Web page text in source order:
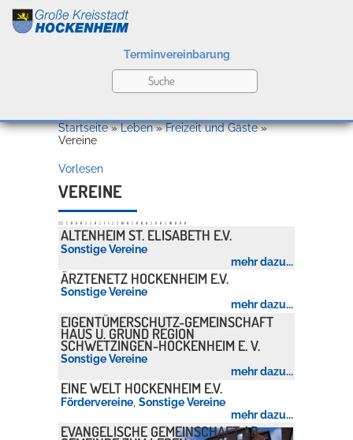
Kultur
Bildung
Terminvereinbarung
Willkommen in Hockenheim
Startseite»Leben»Freizeit und Gäste»
Vereine
Vorlesen
VEREINE
Alle A B C D E F G H I J K L M N O P Q R S U V W X Y Z
ALTENHEIM ST. ELISABETH E.V.
Sonstige Vereine
mehr dazu...
ÄRZTENETZ HOCKENHEIM E.V.
Sonstige Vereine
mehr dazu...
EIGENTÜMERSCHUTZ-GEMEINSCHAFT
HAUS U. GRUND REGION
SCHWETZINGEN-HOCKENHEIM E. V.
Sonstige Vereine
mehr dazu...
EINE WELT HOCKENHEIM E.V.
Fördervereine, Sonstige Vereine
mehr dazu...
EVANGELISCHE GEMEINSCHAFT AB